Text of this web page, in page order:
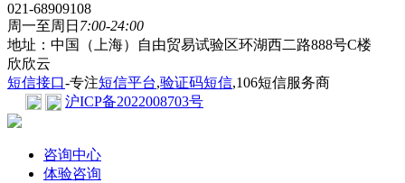
021-68909108
周一至周日 7:00-24:00
地址：中国（上海）自由贸易试验区环湖西二路888号C楼
欣欣云
短信接口-专注短信平台,验证码短信,106短信服务商
沪ICP备2022008703号
咨询中心
体验咨询